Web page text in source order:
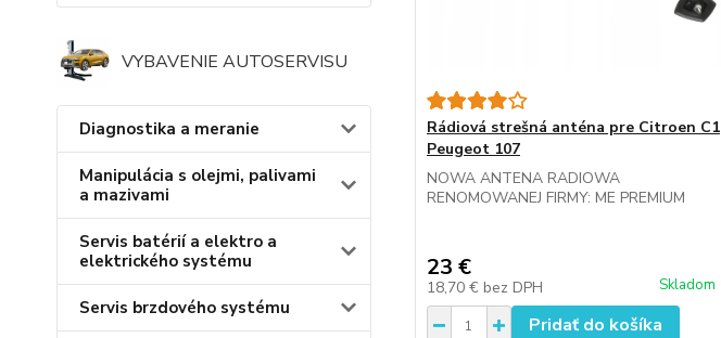
VYBAVENIE AUTOSERVISU
Diagnostika a meranie
Manipulácia s olejmi, palivami
a mazivami
Servis batérií a elektro a
elektrického systému
Servis brzdového systému
Rádiová strešná anténa pre Citroen C1
Peugeot 107
NOWA ANTENA RADIOWA
RENOMOWANEJ FIRMY: ME PREMIUM
23 €
18,70 € bez DPH Skladom
Pridať do košíka